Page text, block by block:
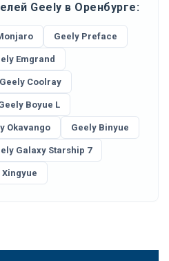
Geely в Оренбурге:
Geely Preface
Emgrand
Geely Coolray
Boyue L
Okavango Geely Binyue
Galaxy Starship 7
Xingyue